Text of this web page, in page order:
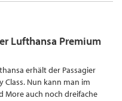
Lufthansa Premium
erhält der Passagier
Class. Nun kann man im
More auch noch dreifache